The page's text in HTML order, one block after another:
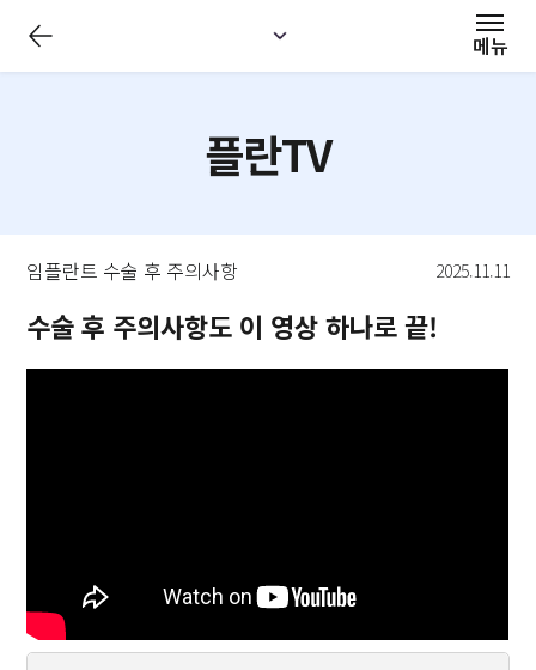
메뉴
뉴
플란TV
임플란트 수술 후 주의사항 2025.11.11
수술 후 주의사항도 이 영상 하나로 끝!